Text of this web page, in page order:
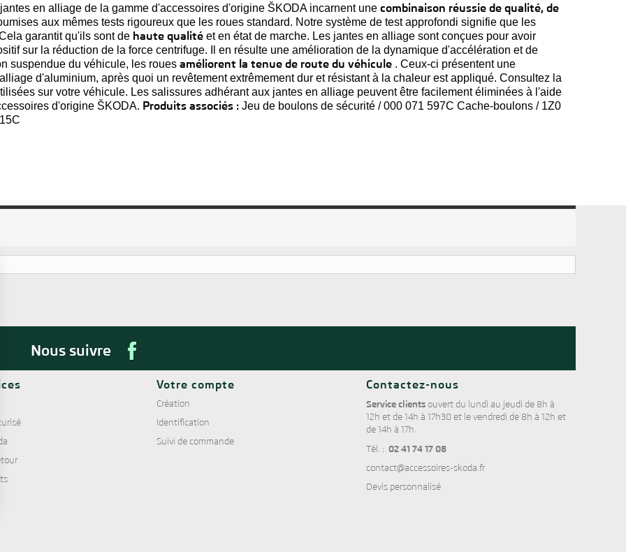
en alliage de la gamme d'accessoires d'origine ŠKODA incarnent une combinaison réussie de qualité, de
aux mêmes tests rigoureux que les roues standard. Notre système de test approfondi signifie que les
garantit qu'ils sont de haute qualité et en état de marche. Les jantes en alliage sont conçues pour avoir
sur la réduction de la force centrifuge. Il en résulte une amélioration de la dynamique d'accélération et de
suspendue du véhicule, les roues améliorent la tenue de route du véhicule . Ceux-ci présentent une
d'aluminium, après quoi un revêtement extrêmement dur et résistant à la chaleur est appliqué. Consultez la
sur votre véhicule. Les salissures adhérant aux jantes en alliage peuvent être facilement éliminées à l'aide
d'origine ŠKODA. Produits associés : Jeu de boulons de sécurité / 000 071 597C Cache-boulons / 1Z0
Nous suivre
Votre compte
Création
Identification
Suivi de commande
Contactez-nous
Service clients ouvert du lundi au jeudi de 8h à
12h et de 14h à 17h30 et le vendredi de 8h à 12h et
de 14h à 17h.
Tél. : 02 41 74 17 08
contact@accessoires-skoda.fr
Devis personnalisé